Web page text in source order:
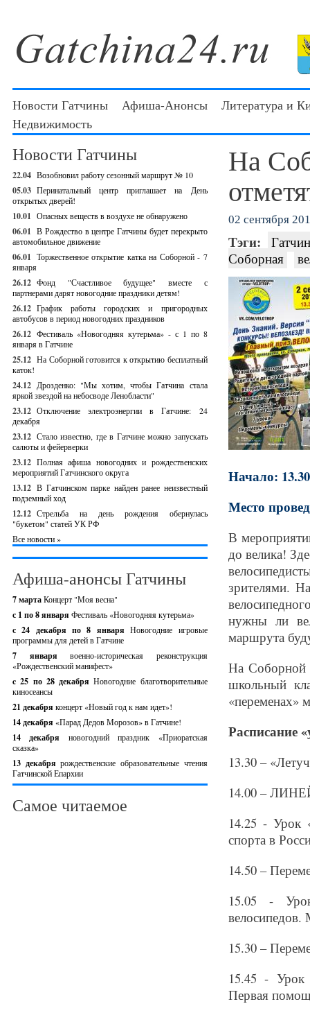
Новости Гатчины Афиша-Анонсы
Литература и
Недвижимость
Новости Гатчины
22.04 Возобновил работу сезонный маршрут № 10
05.03 Перинатальный центр приглашает на День
открытых дверей!
10.01 Опасных веществ в воздухе не обнаружено
06.01 В Рождество в центре Гатчины будет перекрыто
автомобильное движение
06.01 Торжественное открытие катка на Соборной - 7
января
26.12 Фонд "Счастливое будущее" вместе с
партнерами дарят новогодние праздники детям!
26.12 График работы городских и пригородных
автобусов в период новогодних праздников
26.12 Фестиваль «Новогодняя кутерьма» - с 1 по 8
января в Гатчине
25.12 На Соборной готовится к открытию бесплатный
каток!
24.12 Дрозденко: "Мы хотим, чтобы Гатчина стала
яркой звездой на небосводе Ленобласти"
23.12 Отключение электроэнергии в Гатчине: 24
декабря
23.12 Стало известно, где в Гатчине можно запускать
салюты и фейерверки
23.12 Полная афиша новогодних и рождественских
мероприятий Гатчинского округа
13.12 В Гатчинском парке найден ранее неизвестный
подземный ход
12.12 Стрельба на день рождения обернулась
"букетом" статей УК РФ
Все новости »
Афиша-анонсы Гатчины
7 мартаКонцерт "Моя весна"
с 1 по 8 января Фестиваль «Новогодняя кутерьма»
с 24 декабря по 8 январяНовогодние игровые
программы для детей в Гатчине
7 январявоенно-историческая реконструкция
«Рождественский манифест»
c 25 по 28 декабряНовогодние благотворительные
киносеансы
21 декабря концерт «Новый год к нам идет»!
14 декабря «Парад Дедов Морозов» в Гатчине!
14 декабря новогодний праздник «Приоратская
сказка»
13 декабрярождественские образовательные чтения
Гатчинской Епархии
Самое читаемое
На
02 сентября
Тэги:
Соборная
Начало:
Место
В
до велика!
зрителями.
нужны ли
маршрута
На Соборной
школьный
«переменах»
Расписание
13.30 –
14.00 –
14.25 - Урок
спорта в
14.50 –
15.05 -
велосипедов.
15.30 –
15.45 - Урок
Первая